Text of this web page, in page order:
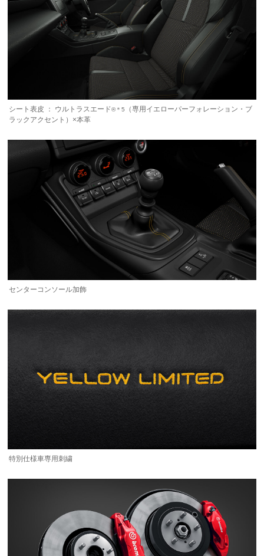
シート表皮 ： ウルトラスエード®＊5
（専用イエローパーフォレーション・ブ
ラックアクセント）×本革
センターコンソール加飾
特別仕様車専用刺繍